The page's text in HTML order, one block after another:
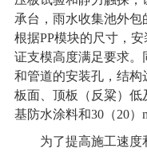
承台，雨水收集池外包
根据PP模块的尺寸，
证支模高度满足要求。
和管道的安装孔，结
板面、顶板（反粱）低
基防水涂料和30（20）
为了提高施工速度